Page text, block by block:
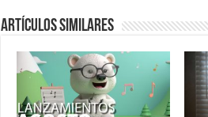
Artículos similares